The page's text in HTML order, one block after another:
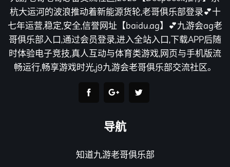
杭大运河的波浪推动着新能源货轮,老哥俱乐部登录💕十
七年运营,稳定,安全,信誉网址【baidu.ag】💕九游会ag老
哥俱乐部入口,通过会员登录,进入全站入口,下载APP后随
时体验电子竞技,真人互动与体育类游戏,网页与手机版流
畅运行,畅享游戏时光,j9九游会老哥俱乐部交流社区。
导航
知道九游老哥俱乐部